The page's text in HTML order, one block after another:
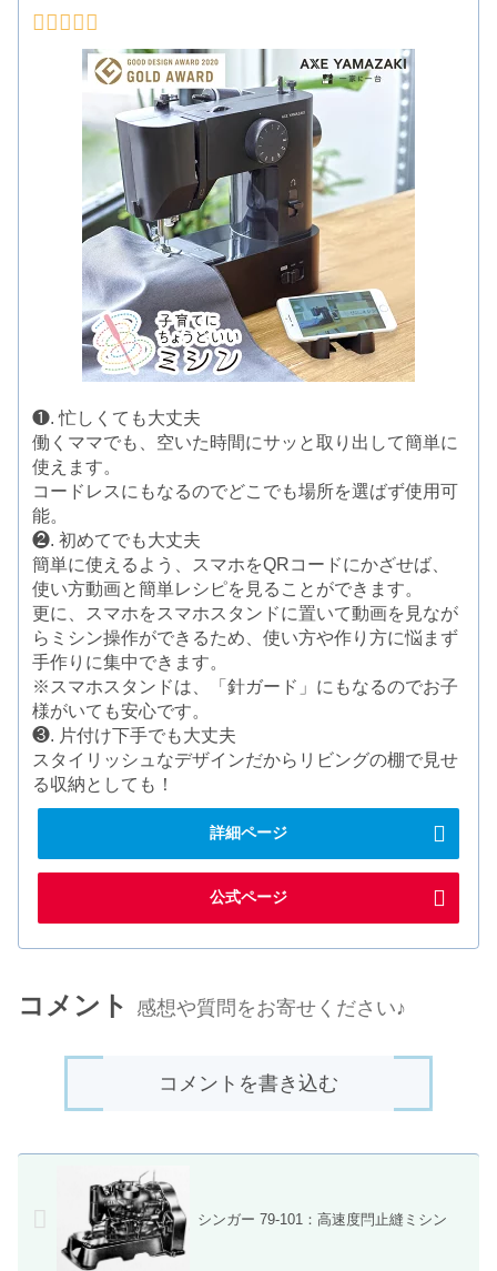
❶. 忙しくても大丈夫
働くママでも、空いた時間にサッと取り出して簡単に
使えます。
コードレスにもなるのでどこでも場所を選ばず使用可
能。
❷. 初めてでも大丈夫
簡単に使えるよう、スマホをQRコードにかざせば、
使い方動画と簡単レシピを見ることができます。
更に、スマホをスマホスタンドに置いて動画を見なが
らミシン操作ができるため、使い方や作り方に悩まず
手作りに集中できます。
※スマホスタンドは、「針ガード」にもなるのでお子
様がいても安心です。
❸. 片付け下手でも大丈夫
スタイリッシュなデザインだからリビングの棚で見せ
る収納としても！
詳細ページ
公式ページ
コメント 感想や質問をお寄せください♪
コメントを書き込む
シンガー 79-101：高速度閂止縫ミシン